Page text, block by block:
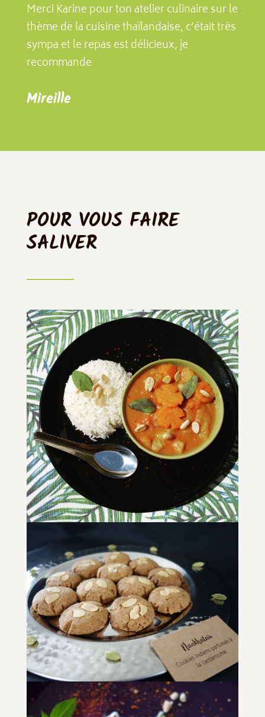
Merci Karine pour ton atelier culinaire sur le
thème de la cuisine thaïlandaise, c’était très
sympa et le repas est délicieux, je
recommande
Mireille
POUR VOUS FAIRE
SALIVER